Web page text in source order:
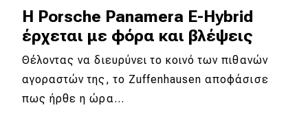
H Porsche Panamera E-Hybrid
έρχεται με φόρα και βλέψεις
Θέλοντας να διευρύνει το κοινό των πιθανών
αγοραστών της, το Zuffenhausen αποφάσισε
πως ήρθε η ώρα…